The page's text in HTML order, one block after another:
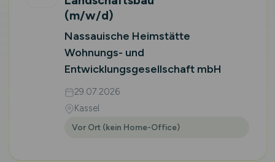
(m/w/d)
Nassauische Heimstätte
Wohnungs- und
Entwicklungsgesellschaft mbH
29.07.2026
Kassel
Vor Ort (kein Home-Office)